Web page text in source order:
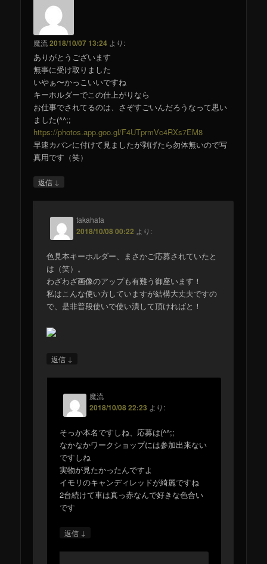
魔流2018/10/07 13:24 より:
ありがとうございます
無事に受け取りました
いやぁ〜かっこいいですね
キーホルダーでこの仕上がりなら
お仕事でされてるのは、さぞすごいんだろうなって思い
ました(^^;;
https://photos.app.goo.gl/F4UTprmVc4RXs7EM8
早速カバンに付けて見ましたが剥げたら勿体無いので写
真用です（笑）
返信 ↓
takahata
2018/10/08 00:22 より:
色見本キーホルダー、まさかご応募されていたと
は（笑）。
わざわざ画像のアップも有難う御座います！
私はこんな使い方していますが結構大丈夫ですの
で、是非普段使いで使い潰して頂ければと！
返信 ↓
魔流
2018/10/08 22:23 より:
そっか本名ですしね、応募は(^^;;
なかなかワークショップには参加出来ない
ですしね
実物が見たかったんですよ
イモリのキャンディレッドが綺麗ですね
2台続けて車は真っ赤なんで好きな色合い
です
返信 ↓